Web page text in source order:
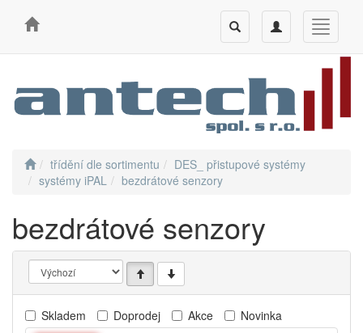
Toggle
Toggle
navigation
Toggle
search
třídění dle sortimentu
DES_ přistupové systémy
systémy iPAL
bezdrátové senzory
bezdrátové senzory
Skladem Doprodej Akce Novinka